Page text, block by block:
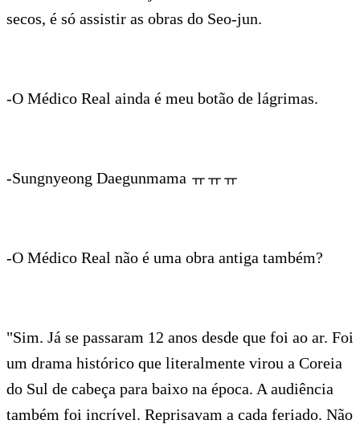
secos, é só assistir as obras do Seo-jun.
-O Médico Real ainda é meu botão de lágrimas.
-Sungnyeong Daegunmama ㅠㅠㅠ
-O Médico Real não é uma obra antiga também?
"Sim. Já se passaram 12 anos desde que foi ao ar. Foi
um drama histórico que literalmente virou a Coreia
do Sul de cabeça para baixo na época. A audiência
também foi incrível. Reprisavam a cada feriado. Não